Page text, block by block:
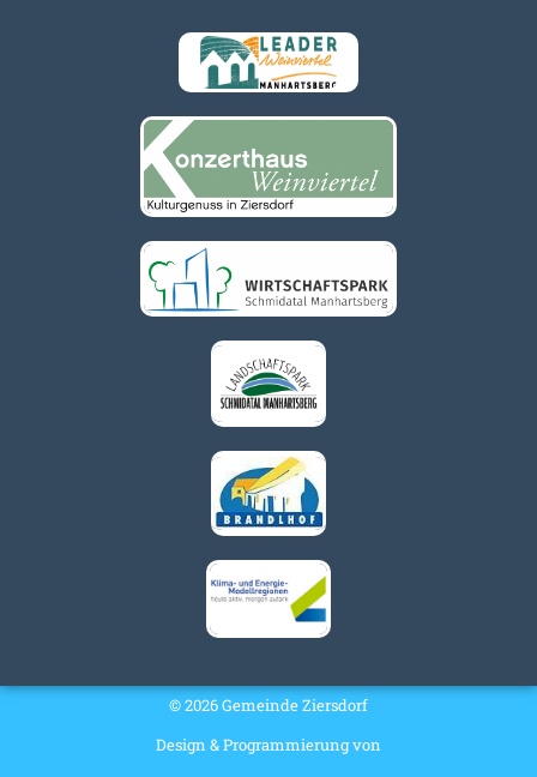
© 2026 Gemeinde Ziersdorf
Design & Programmierung von